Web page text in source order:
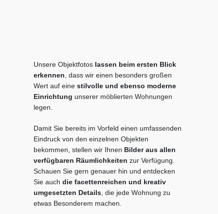
Unsere Objektfotos lassen beim ersten Blick
erkennen , dass wir einen besonders großen
Wert auf eine stilvolle und ebenso moderne
Einrichtung unserer möblierten Wohnungen
legen.
Damit Sie bereits im Vorfeld einen umfassenden
Eindruck von den einzelnen Objekten
bekommen, stellen wir Ihnen Bilder aus allen
verfügbaren Räumlichkeiten zur Verfügung.
Schauen Sie gern genauer hin und entdecken
Sie auch die facettenreichen und kreativ
umgesetzten Details, die jede Wohnung zu
etwas Besonderem machen.